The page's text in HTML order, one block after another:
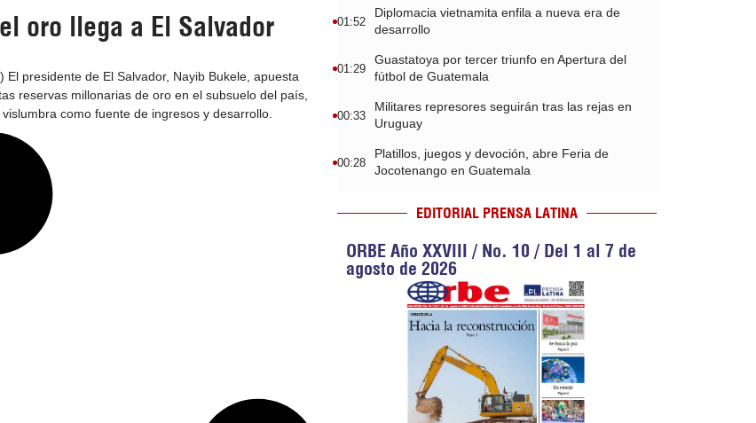
oro llega a El Salvador
El presidente de El Salvador, Nayib Bukele, apuesta
reservas millonarias de oro en el subsuelo del país,
como fuente de ingresos y desarrollo.
01:52
Diplomacia vietnamita enfila a nueva era de
desarrollo
01:29
Guastatoya por tercer triunfo en Apertura del
fútbol de Guatemala
00:33
Militares represores seguirán tras las rejas en
Uruguay
00:28
Platillos, juegos y devoción, abre Feria de
Jocotenango en Guatemala
EDITORIAL PRENSA LATINA
ORBE Año XXVIII / No. 10 / Del 1 al 7 de
agosto de 2026